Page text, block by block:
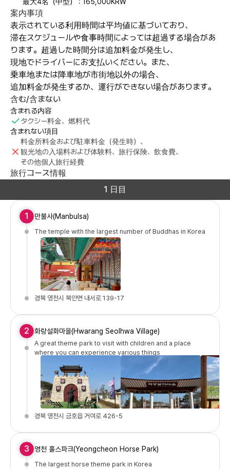
最大4名（中型） : 165,000KRW
案内事項
表示されている利用時間は平均値に基づいており、
滞在スケジュールや食事時間によっては超過する場合があ
ります。超過した時間分は追加料金が発生し、
現地でドライバーにお支払いください。また、
乗車地または降車地が市街地以外の場合、
追加料金が発生するか、運行ができない場合があります。
含む/含まない
含まれる内容
タクシー料金、燃料代
含まれない項目
料金所料金および駐車料金（発生時）、
観光地の入場料および体験料、旅行保険、飲食費、
その他個人旅行経費
旅行コース情報
1 日目
1 만불사(Manbulsa)
The temple with the largest number of Buddhas in Korea
경북 영천시 북안면 내서로 139-17
2 화랑설화마을(Hwarang Seolhwa Village)
A great theme park to visit with children and a place
where you can experience various things
경북 영천시 금호읍 거여로 426-5
3 영천 홀스파크(Yeongcheon Horse Park)
The largest horse theme park in Korea